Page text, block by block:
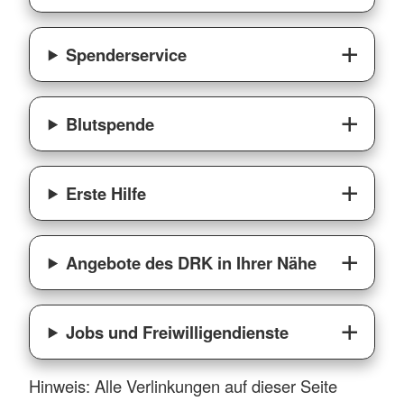
Spenderservice
Blutspende
Erste Hilfe
Angebote des DRK in Ihrer Nähe
Jobs und Freiwilligendienste
Hinweis: Alle Verlinkungen auf dieser Seite